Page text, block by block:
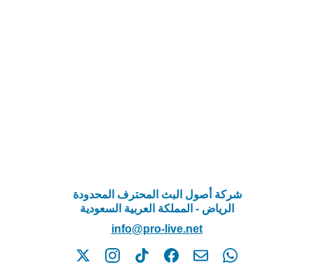
شركة أصول البث المحترف المحدودة
الرياض - المملكة العربية السعودية
info@pro-live.net